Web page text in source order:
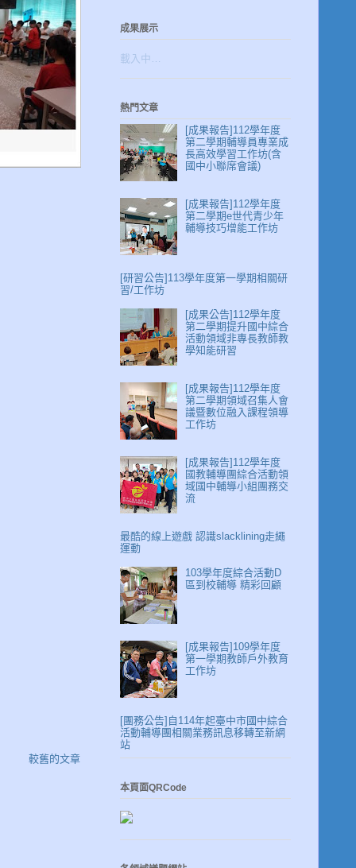
較舊的文章
成果展示
載入中…
熱門文章
[成果報告]112學年度
第二學期輔導員專業成
長高效學習工作坊(含
國中小聯席會議)
[成果報告]112學年度
第二學期e世代青少年
輔導技巧增能工作坊
[研習公告]113學年度第一學期相關研
習/工作坊
[成果公告]112學年度
第二學期提升國中綜合
活動領域非專長教師教
學知能研習
[成果報告]112學年度
第二學期領域召集人會
議暨數位融入課程領導
工作坊
[成果報告]112學年度
國教輔導團綜合活動領
域國中輔導小組團務交
流
最酷的線上遊戲 認識slacklining走繩
運動
103學年度綜合活動D
區到校輔導 精彩回顧
[成果報告]109學年度
第一學期教師戶外教育
工作坊
[團務公告]自114年起臺中市國中綜合
活動輔導團相關業務訊息移轉至新網
站
本頁面QRCode